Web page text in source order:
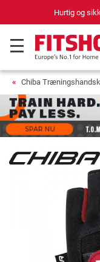
Hurtig og
Chiba